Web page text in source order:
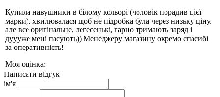
Купила навушники в білому кольорі (чоловік порадив цієї
марки), хвилювалася щоб не підробка була через низьку ціну,
але все оригінальне, легесенькі, гарно тримають заряд і
дуууже мені пасують)) Менеджеру магазину окремо спасибі
за оперативність!
Моя оцінка:
Написати відгук
ім'я